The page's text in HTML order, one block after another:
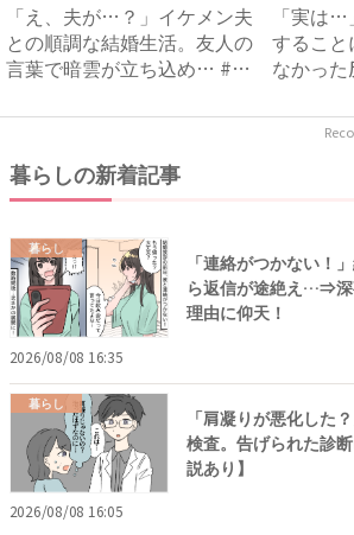
「え、夫が…？」イケメン夫
との順調な結婚生活。友人の
言葉で暗雲が立ち込め… #
「実は
するこ
なかっ
暮らしの新着記事
暮らし
「連絡がつかない！
ら返信が途絶え…⇒深
理由に仰天！
2026/08/08 16:35
暮らし
「肩凝りが悪化した
検査。告げられた診
説あり】
2026/08/08 16:05